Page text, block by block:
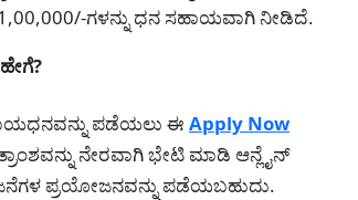
ಗಳನ್ನು ಧನ ಸಹಾಯವಾಗಿ ನೀಡಿದೆ.
ಪಡೆಯಲು ಈ Apply Now
ನೇರವಾಗಿ ಭೇಟಿ ಮಾಡಿ ಆನ್ಲೈನ್
ಪ್ರಯೋಜನವನ್ನು ಪಡೆಯಬಹುದು.